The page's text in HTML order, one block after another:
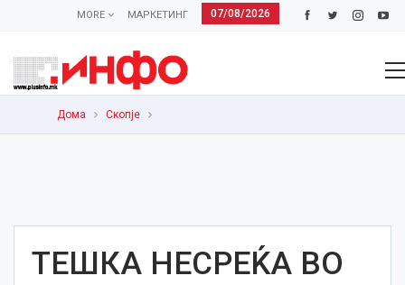
07/08/2026
МАРКЕТИНГ
MORE
Дома Скопје
ТЕШКА НЕСРЕЌА ВО